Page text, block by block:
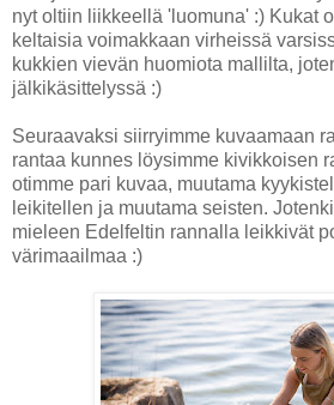
nyt oltiin liikkeellä 'luomuna' :) Kukat
keltaisia voimakkaan virheissä
kukkien vievän huomiota mallilta,
jälkikäsittelyssä :)
Seuraavaksi siirryimme kuvaamaan
rantaa kunnes löysimme kivikkoisen
otimme pari kuvaa, muutama
leikitellen ja muutama seisten.
mieleen Edelfeltin rannalla leikkivät
värimaailmaa :)